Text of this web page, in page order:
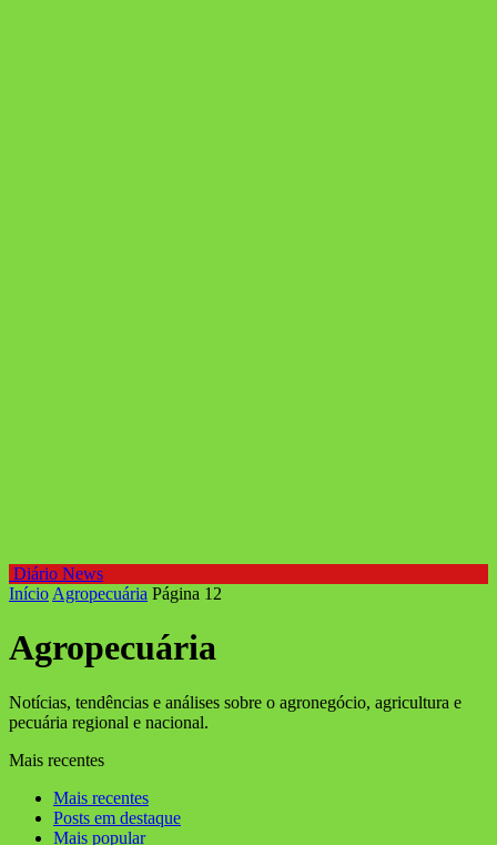
Diário News
Início Agropecuária Página 12
Agropecuária
Notícias, tendências e análises sobre o agronegócio, agricultura e
pecuária regional e nacional.
Mais recentes
Mais recentes
Posts em destaque
Mais popular